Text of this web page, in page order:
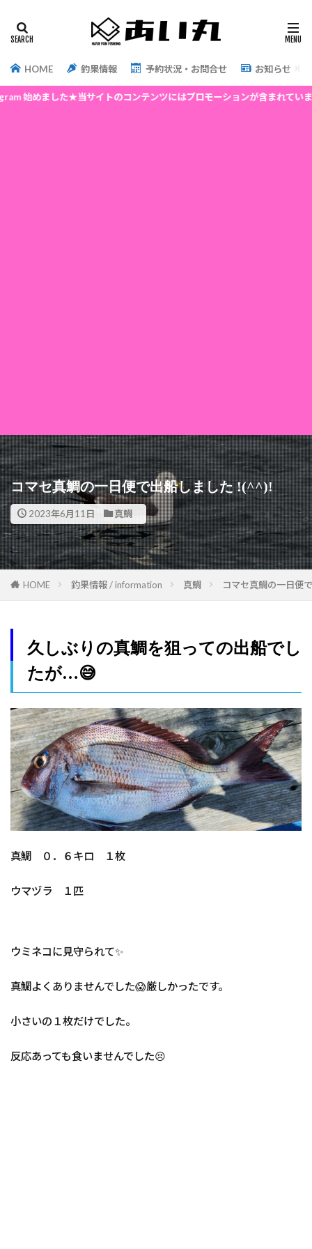
HOME 釣果情報 予約状況・お問合せ お知らせ
★当サイトのコンテンツにはプロモーションが含まれています★
コマセ真鯛の一日便で出船しました !(^^)!
2023年6月11日 真鯛
HOME 釣果情報 / information 真鯛 コマセ真鯛の一日便
久しぶりの真鯛を狙っての出船でし
たが…😅
真鯛 ０．６キロ １枚
ウマヅラ １匹
ウミネコに見守られて✨
真鯛よくありませんでした😱厳しかったです。
小さいの１枚だけでした。
反応あっても食いませんでした😣